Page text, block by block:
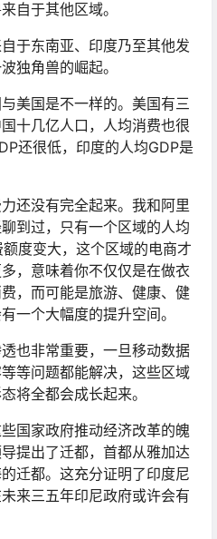
自于其他区域。
于东南亚、印度乃至其他发
独角兽的崛起。
美国是不一样的。美国有三
十几亿人口，人均消费也很
还很低，印度的人均GDP是
还没有完全起来。我和阿里
到过，只有一个区域的人均
度变大，这个区域的电商才
，意味着你不仅仅是在做衣
，而可能是旅游、健康、健
一个大幅度的提升空间。
也非常重要，一旦移动数据
等问题都能解决，这些区域
将全都会成长起来。
国家政府推动经济改革的魄
提出了迁都，首都从雅加达
迁都。这充分证明了印度尼
来三五年印尼政府或许会有